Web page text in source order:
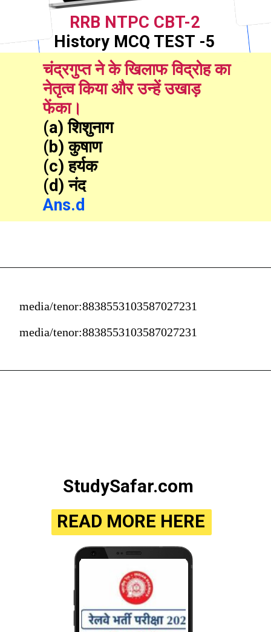
चंद्रगुप्त ने के खिलाफ विद्रोह का
नेतृत्व किया और उन्हें उखाड़
फेंका।
(a) शिशुनाग
(b) कुषाण
(c) हर्यक
(d) नंद
Ans.d
RRB NTPC CBT-2
History MCQ TEST -5
media/tenor:8838553103587027231
media/tenor:8838553103587027231
READ MORE HERE
StudySafar.com